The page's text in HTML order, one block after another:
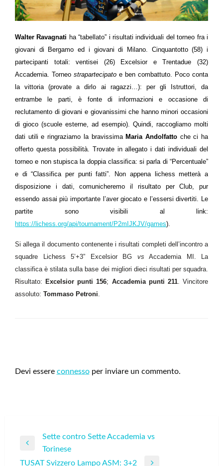
Walter Ravagnati ha “tabellato” i risultati individuali del torneo fra i
giovani di Bergamo ed i giovani di Milano. Cinquantotto (58) i
partecipanti totali: ventisei (26) Excelsior e Trentadue (32)
Accademia. Torneo strapartecipato e ben combattuto. Poco conta
la vittoria (provate a dirlo ai ragazzi…): per gli Istruttori, da
entrambe le parti, è fonte di informazioni e occasione di
reclutamento di giovani e giovanissimi che hanno minori occasioni
di gioco (scuole esterne, ad esempio). Quindi, raccogliamo molti
dati utili e ringraziamo la bravissima Maria Andolfattoche ci ha
offerto questa possibilità. Trovate in allegato i dati individuali del
torneo e non stupisca la doppia classifica: si parla di “Percentuale”
e di “Classifica per punti fatti”. Non appena lichess metterà a
disposizione i dati, comunicheremo il risultato per Club, pur
essendo assai più importante l’aver giocato e l’essersi divertiti. Le
partite sono visibili al link:
https://lichess.org/api/tournament/P2mIJKJV/games).
Si allega il documento contenente i risultati completi dell’incontro a
squadre Lichess 5’+3” Excelsior BG vs Accademia MI. La
classifica è stilata sulla base dei migliori dieci risultati per squadra.
Risultato: Excelsior punti 156; Accademia punti 211. Vincitore
assoluto: Tommaso Petroni.
Devi essere connesso per inviare un commento.
Navigazione
articoli
Previous
Post
Sette contro Sette Accademia vs
Torinese
TUSAT Svizzero Lampo ASM: 3+2